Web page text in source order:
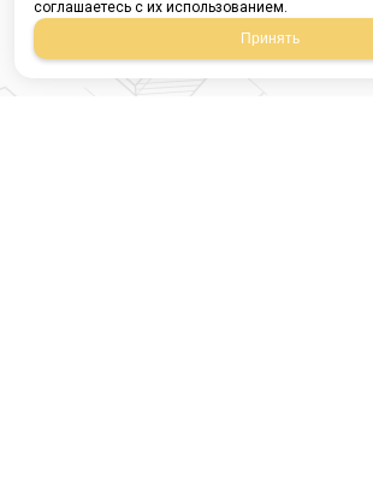
соглашаетесь с их использованием.
Принять